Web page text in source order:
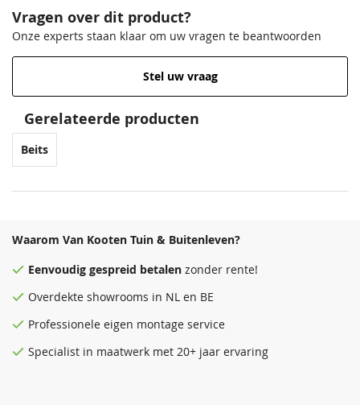
Vragen over dit product?
Onze experts staan klaar om uw vragen te beantwoorden
Stel uw vraag
Gerelateerde producten
Beits
Waarom Van Kooten Tuin & Buitenleven?
Eenvoudig gespreid betalen zonder rente!
Overdekte showrooms in NL en BE
Professionele eigen montage service
Specialist in maatwerk met 20+ jaar ervaring